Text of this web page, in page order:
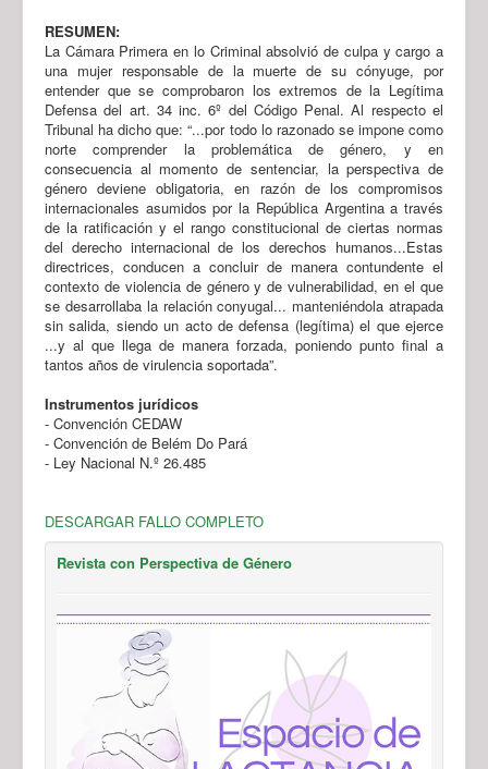
RESUMEN:
La Cámara Primera en lo Criminal absolvió de culpa y cargo a
una mujer responsable de la muerte de su cónyuge, por
entender que se comprobaron los extremos de la Legítima
Defensa del art. 34 inc. 6º del Código Penal. Al respecto el
Tribunal ha dicho que: “...por todo lo razonado se impone como
norte comprender la problemática de género, y en
consecuencia al momento de sentenciar, la perspectiva de
género deviene obligatoria, en razón de los compromisos
internacionales asumidos por la República Argentina a través
de la ratificación y el rango constitucional de ciertas normas
del derecho internacional de los derechos humanos...Estas
directrices, conducen a concluir de manera contundente el
contexto de violencia de género y de vulnerabilidad, en el que
se desarrollaba la relación conyugal... manteniéndola atrapada
sin salida, siendo un acto de defensa (legítima) el que ejerce
...y al que llega de manera forzada, poniendo punto final a
tantos años de virulencia soportada”.
Instrumentos jurídicos
- Convención CEDAW
- Convención de Belém Do Pará
- Ley Nacional N.º 26.485
DESCARGAR FALLO COMPLETO
Revista con Perspectiva de Género